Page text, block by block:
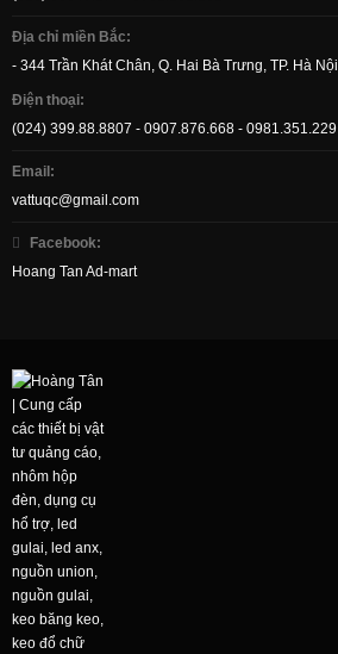
Địa chỉ miền Bắc:
- 344 Trần Khát Chân, Q. Hai Bà Trưng, TP. Hà Nội
Điện thoại:
(024) 399.88.8807 - 0907.876.668 - 0981.351.229
Email:
vattuqc@gmail.com
Facebook:
Hoang Tan Ad-mart